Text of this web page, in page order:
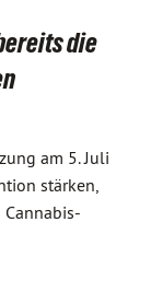
die
am 5. Juli
stärken,